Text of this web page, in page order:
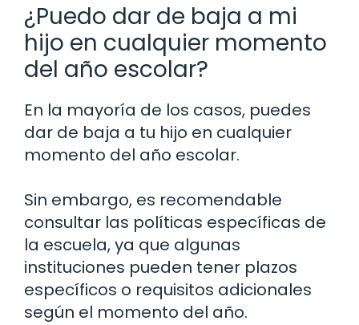
¿Puedo dar de baja a mi
hijo en cualquier momento
del año escolar?
En la mayoría de los casos, puedes
dar de baja a tu hijo en cualquier
momento del año escolar.
Sin embargo, es recomendable
consultar las políticas específicas de
la escuela, ya que algunas
instituciones pueden tener plazos
específicos o requisitos adicionales
según el momento del año.